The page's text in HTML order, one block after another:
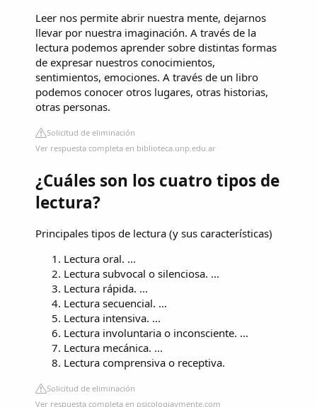
Leer nos permite abrir nuestra mente, dejarnos
llevar por nuestra imaginación. A través de la
lectura podemos aprender sobre distintas formas
de expresar nuestros conocimientos,
sentimientos, emociones. A través de un libro
podemos conocer otros lugares, otras historias,
otras personas.
Solicitud de eliminación
Ver respuesta completa en biblioteca.unp.edu.ar
¿Cuáles son los cuatro tipos de
lectura?
Principales tipos de lectura (y sus características)
Lectura oral. ...
Lectura subvocal o silenciosa. ...
Lectura rápida. ...
Lectura secuencial. ...
Lectura intensiva. ...
Lectura involuntaria o inconsciente. ...
Lectura mecánica. ...
Lectura comprensiva o receptiva.
Solicitud de eliminación
Ver respuesta completa en psicologiaymente.com